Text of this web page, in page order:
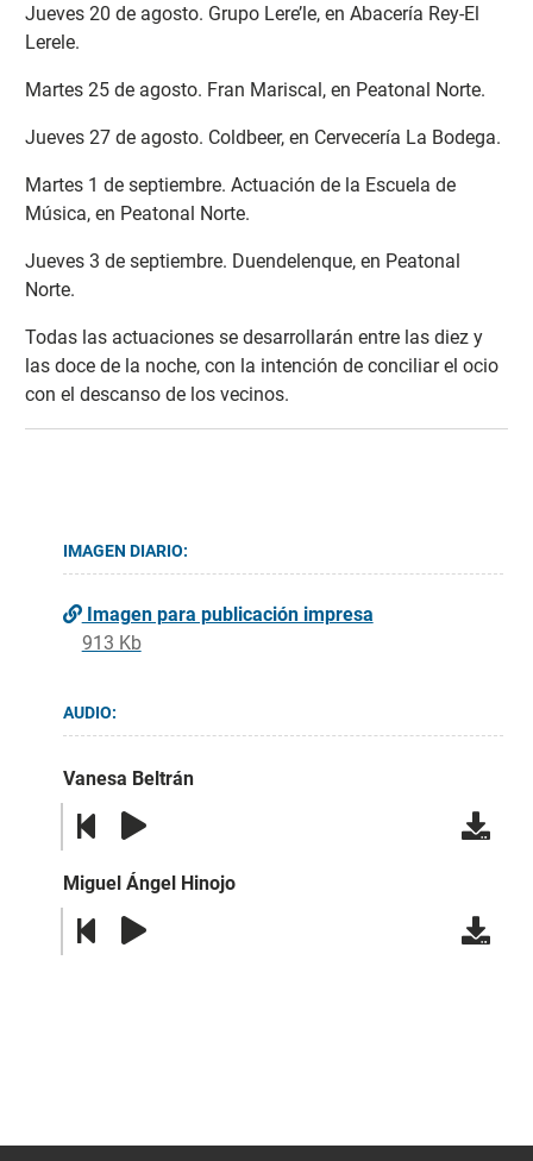
Jueves 20 de agosto. Grupo Lere’le, en Abacería Rey-El
Lerele.
Martes 25 de agosto. Fran Mariscal, en Peatonal Norte.
Jueves 27 de agosto. Coldbeer, en Cervecería La Bodega.
Martes 1 de septiembre. Actuación de la Escuela de
Música, en Peatonal Norte.
Jueves 3 de septiembre. Duendelenque, en Peatonal
Norte.
Todas las actuaciones se desarrollarán entre las diez y
las doce de la noche, con la intención de conciliar el ocio
con el descanso de los vecinos.
IMAGEN DIARIO:
Imagen para publicación impresa
913 Kb
AUDIO:
Vanesa Beltrán
Miguel Ángel Hinojo